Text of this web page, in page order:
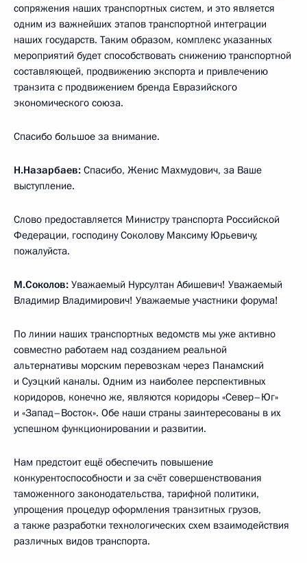
сопряжения наших транспортных систем, и это является
одним из важнейших этапов транспортной интеграции
наших государств. Таким образом, комплекс указанных
мероприятий будет способствовать снижению транспортной
составляющей, продвижению экспорта и привлечению
транзита с продвижением бренда Евразийского
экономического союза.
Спасибо большое за внимание.
Н.Назарбаев: Спасибо, Женис Махмудович, за Ваше
выступление.
Слово предоставляется Министру транспорта Российской
Федерации, господину Соколову Максиму Юрьевичу,
пожалуйста.
М.Соколов: Уважаемый Нурсултан Абишевич! Уважаемый
Владимир Владимирович! Уважаемые участники форума!
По линии наших транспортных ведомств мы уже активно
совместно работаем над созданием реальной
альтернативы морским перевозкам через Панамский
и Суэцкий каналы. Одним из наиболее перспективных
коридоров, конечно же, являются коридоры «Север–Юг»
и «Запад–Восток». Обе наши страны заинтересованы в их
успешном функционировании и развитии.
Нам предстоит ещё обеспечить повышение
конкурентоспособности и за счёт совершенствования
таможенного законодательства, тарифной политики,
упрощения процедур оформления транзитных грузов,
а также разработки технологических схем взаимодействия
различных видов транспорта.